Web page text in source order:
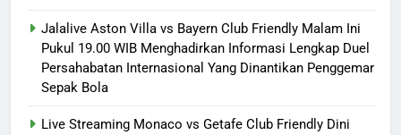
Jalalive Aston Villa vs Bayern Club Friendly Malam Ini
Pukul 19.00 WIB Menghadirkan Informasi Lengkap Duel
Persahabatan Internasional Yang Dinantikan Penggemar
Sepak Bola
Live Streaming Monaco vs Getafe Club Friendly Dini